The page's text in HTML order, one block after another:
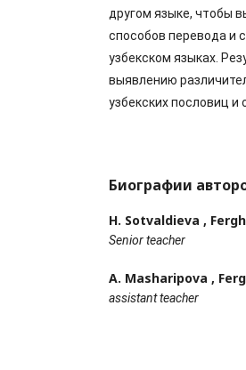
другом языке, чтобы
способов перевода и
узбекском языках.
выявлению
узбекских пословиц и
Биографии
H. Sotvaldieva ,
Senior teacher
A. Masharipova ,
assistant teacher